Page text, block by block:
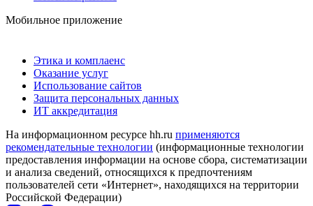
Мобильное приложение
Этика и комплаенс
Оказание услуг
Использование сайтов
Защита персональных данных
ИТ аккредитация
На информационном ресурсе hh.ru применяются
рекомендательные технологии (информационные технологии
предоставления информации на основе сбора, систематизации
и анализа сведений, относящихся к предпочтениям
пользователей сети «Интернет», находящихся на территории
Российской Федерации)